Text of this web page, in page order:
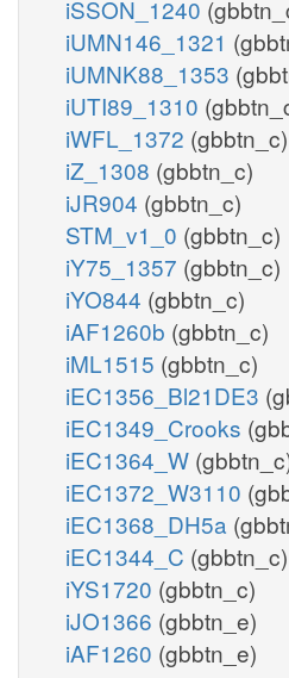
iSSON_1240
iUMN146_1321
iUMNK88_1353
iUTI89_1310
iWFL_1372 (gbbtn_c)
iZ_1308 (gbbtn_c)
iJR904 (gbbtn_c)
STM_v1_0 (gbbtn_c)
iY75_1357 (gbbtn_c)
iYO844 (gbbtn_c)
iAF1260b (gbbtn_c)
iML1515 (gbbtn_c)
iEC1356_Bl21DE3
iEC1349_Crooks
iEC1364_W
iEC1372_W3110
iEC1368_DH5a
iEC1344_C (gbbtn_c)
iYS1720 (gbbtn_c)
iJO1366 (gbbtn_e)
iAF1260 (gbbtn_e)